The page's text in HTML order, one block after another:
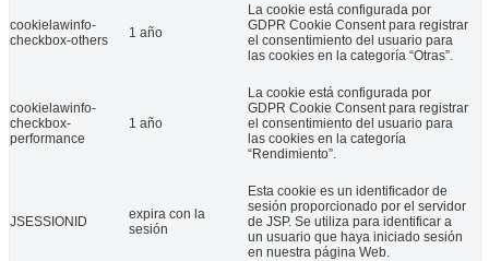
Cinco proyectos que cambian vidas: COCEMFE premia la
cookielawinfo-
checkbox-others
1 año
La cookie está configurada por
GDPR Cookie Consent para registrar
el consentimiento del usuario para
las cookies en la categoría “Otras”.
cookielawinfo-
checkbox-
performance
1 año
La cookie está configurada por
GDPR Cookie Consent para registrar
el consentimiento del usuario para
las cookies en la categoría
“Rendimiento”.
JSESSIONID
expira con la
sesión
Esta cookie es un identificador de
sesión proporcionado por el servidor
de JSP. Se utiliza para identificar a
un usuario que haya iniciado sesión
en nuestra página Web.